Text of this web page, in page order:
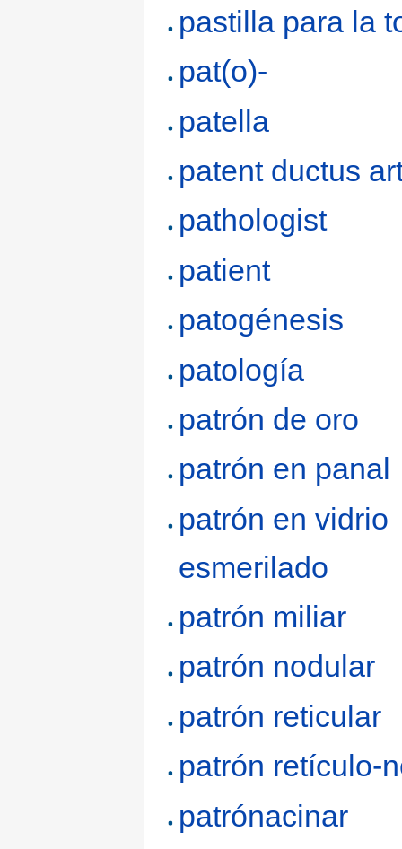
pastilla para la
pat(o)-
patella
patent ductus
pathologist
patient
patogénesis
patología
patrón de oro
patrón en panal
patrón en vidrio
esmerilado
patrón miliar
patrón nodular
patrón reticular
patrón retículo-
patrónacinar